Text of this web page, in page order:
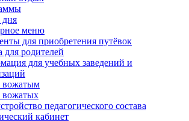
меню
для приобретения путёвок
для родителей
для учебных заведений и
вожатым
педагогического состава
кабинет